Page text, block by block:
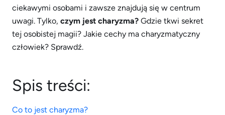
ciekawymi osobami i zawsze znajdują się w centrum
uwagi. Tylko, czym jest charyzma? Gdzie tkwi sekret
tej osobistej magii? Jakie cechy ma charyzmatyczny
człowiek? Sprawdź.
Spis treści:
Co to jest charyzma?